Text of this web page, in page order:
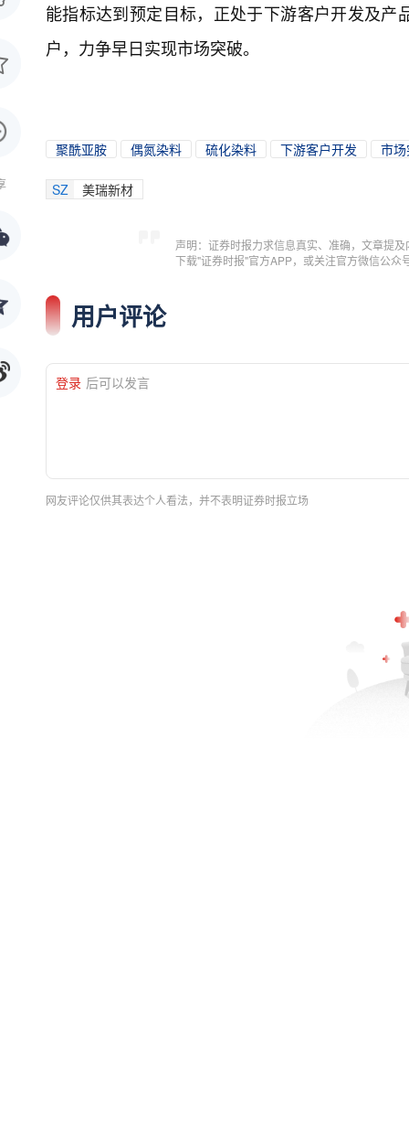
能指标达到预定目标，正处于下游客户开发及
户，力争早日实现市场突破。
聚酰亚胺 偶氮染料 硫化染料 下游客户开发 市
SZ 美瑞新材
声明：证券时报力求信息真实、准确，文章提
下载"证券时报"官方APP，或关注官方微信公
用户评论
登录 后可以发言
网友评论仅供其表达个人看法，并不表明证券时报立场